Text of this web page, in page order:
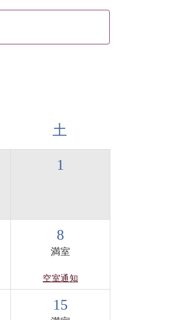
土
1
8
満室
空室通知
15